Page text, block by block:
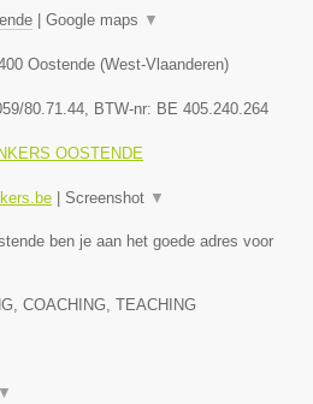
Google maps ▼
Oostende (West-Vlaanderen)
80.71.44, BTW-nr: BE 405.240.264
OOSTENDE
Screenshot ▼
ben je aan het goede adres voor
COACHING, TEACHING
▼